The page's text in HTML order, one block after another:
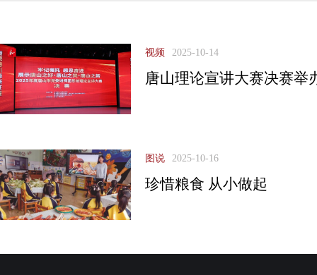
视频 2025-10-14
唐山理论宣讲大赛决赛举
图说 2025-10-16
珍惜粮食 从小做起